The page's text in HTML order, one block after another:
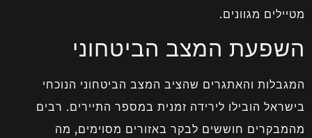
מטיילים מגוונים.
השפעת המצב הביטחוני
המגבלות והאתגרים שהציב המצב הביטחוני הנוכחי
בישראל הובילו לירידה זמנית במספר התיירים. רבים
מהמבקרים חוששים לבקר באזורים מסוימים, מה